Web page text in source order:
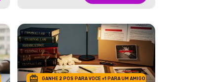
GANHE 2 POS PARA VOCE +1 PARA UM AMIGO